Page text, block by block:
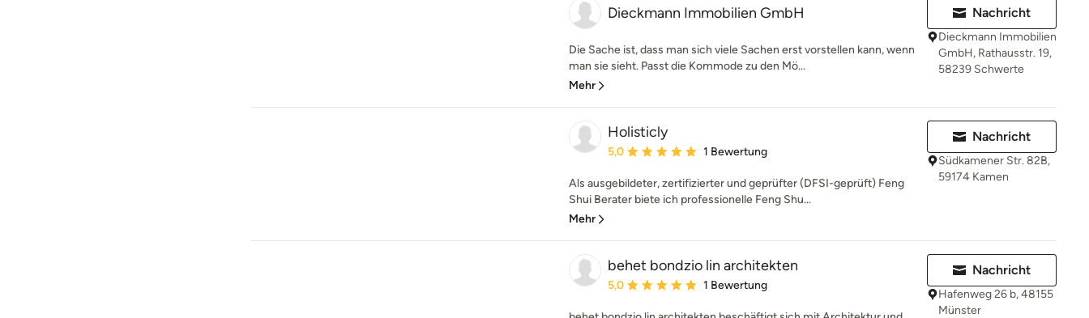
Dieckmann Immobilien GmbH
Die Sache ist, dass man sich viele Sachen erst vorstellen kann, wenn
man sie sieht. Passt die Kommode zu den Mö...
Mehr
Nachricht
Dieckmann Immobilien
GmbH, Rathausstr. 19,
58239 Schwerte
Holisticly
Durchschnittliche Bewertung: 5 von 5 Sternen
5,0 1 Bewertung
Als ausgebildeter, zertifizierter und geprüfter (DFSI-geprüft) Feng
Shui Berater biete ich professionelle Feng Shu...
Mehr
Nachricht
Südkamener Str. 82B,
59174 Kamen
behet bondzio lin architekten
Durchschnittliche Bewertung: 5 von 5 Sternen
5,0 1 Bewertung
Nachricht
Hafenweg 26 b, 48155
Münster